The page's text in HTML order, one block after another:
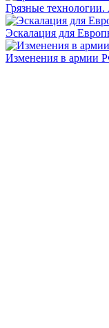
Грязные
Эскалация для
Изменения в армии